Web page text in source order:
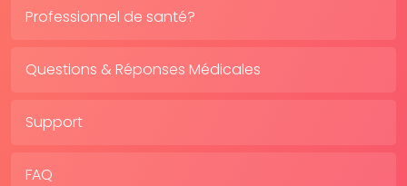
Professionnel de santé?
Questions & Réponses Médicales
Support
FAQ